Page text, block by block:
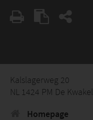
Kalslagerweg 20
NL 1424 PM De Kwakel
Homepage